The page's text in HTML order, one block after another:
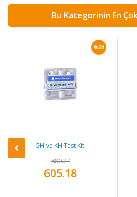
Bu Kategorinin En
%31
GH ve KH Test Kiti
880.27
605.18